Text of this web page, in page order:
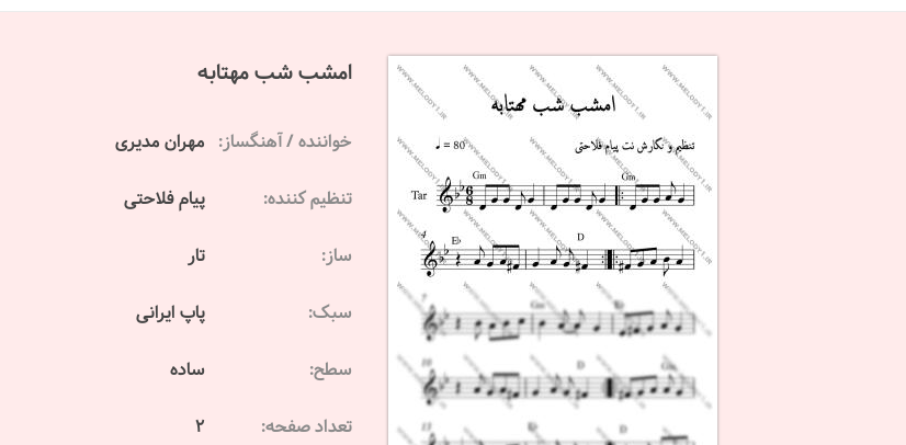
امشب شب مهتابه
خواننده / آهنگساز: مهران مدیری
تنظیم کننده: پیام فلاحتی
ساز: تار
سبک: پاپ ایرانی
سطح: ساده
تعداد صفحه: 2